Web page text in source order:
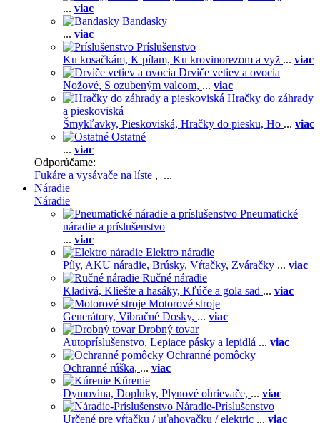
... viac
Bandasky
... viac
Príslušenstvo
Ku kosačkám, K pílam, Ku krovinorezom a vyž ... viac
Drviče vetiev a ovocia
Nožové, S ozubeným valcom, ... viac
Hračky do záhrady
a pieskoviská
Šmykľavky, Pieskoviská, Hračky do piesku, Ho ... viac
Ostatné
... viac
Odporúčame:
Fukáre a vysávače na líste , ...
Náradie
Náradie
Pneumatické
náradie a príslušenstvo
... viac
Elektro náradie
Píly, AKU náradie, Brúsky, Vŕtačky, Zváračky ... viac
Ručné náradie
Kladivá, Kliešte a hasáky, Kľúče a gola sad ... viac
Motorové stroje
Generátory, Vibračné Dosky, ... viac
Drobný tovar
Autopríslušenstvo, Lepiace pásky a lepidlá ... viac
Ochranné pomôcky
Ochranné rúška, ... viac
Kúrenie
Dymovina, Doplnky, Plynové ohrievače, ... viac
Náradie-Príslušenstvo
Určené pre vŕtačku / uťahovačku / elektric ... viac